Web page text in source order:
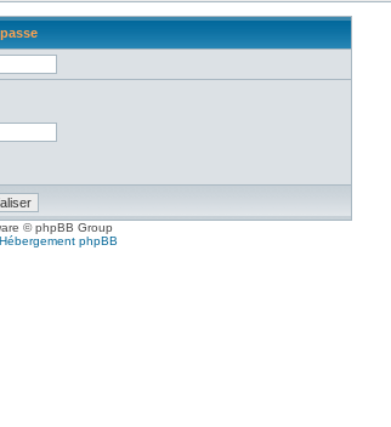
© phpBB Group
Hébergement phpBB